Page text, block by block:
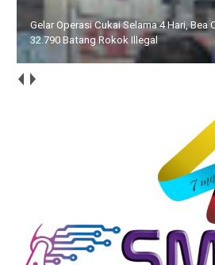
Teknisi Perumda Tirta Mulia Karimun
di Jalan Kampung Harapan